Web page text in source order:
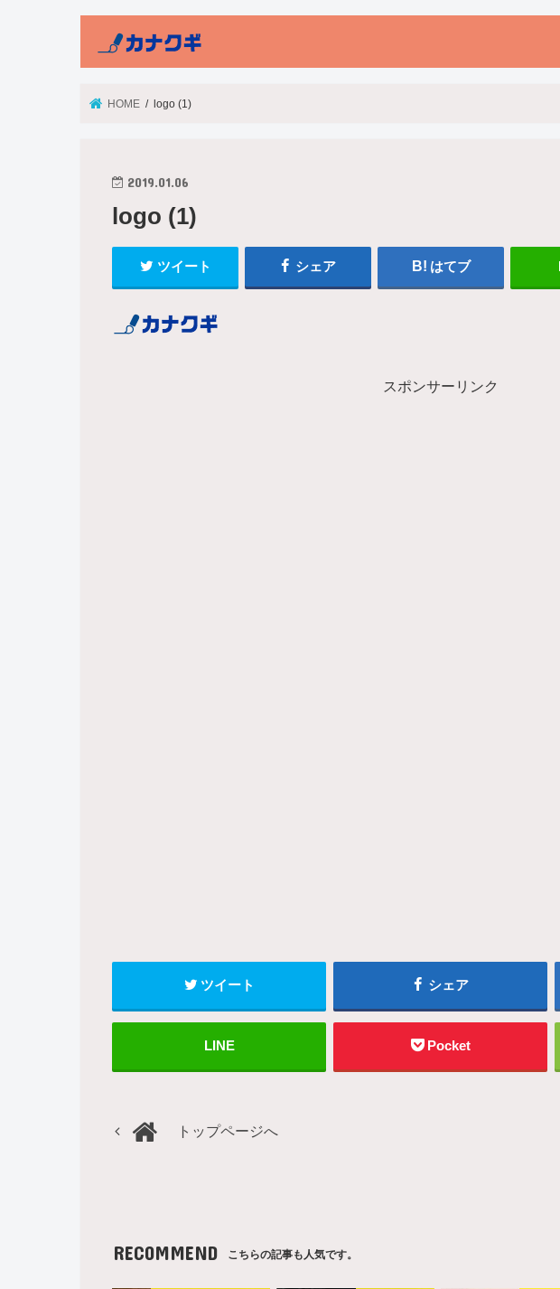
HOME logo (1)
2019.01.06
logo (1)
ツイート シェア はてブ
スポンサーリンク
ツイート シェア
LINE Pocket
トップページへ
RECOMMEND こちらの記事も人気です。